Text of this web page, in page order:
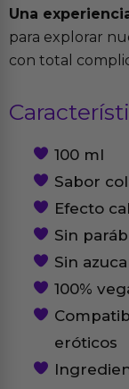
Una
para explorar
con total
100 ml
Sabor
Efecto
Sin
Sin
100%
eróticos